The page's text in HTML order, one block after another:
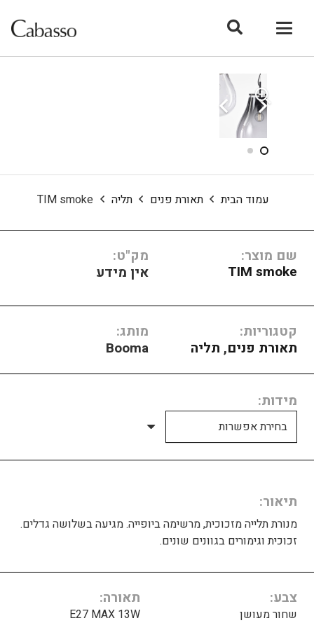
עמוד הבית תאורת פנים תליה TIM smoke
שם מוצר:
TIM smoke
מק"ט:
אין מידע
קטגוריות:
תאורת פנים, תליה
מותג:
Booma
מידות
תיאור
מנורת תלייה מזכוכית, מרשימה ביופייה. מגיעה בשלושה גדלים.
זכוכית וגימורים בגוונים שונים.
צבע
שחור מעושן
תאורה
E27 MAX 13W